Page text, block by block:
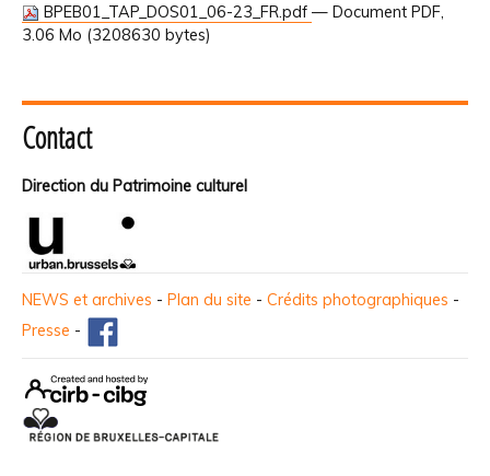
BPEB01_TAP_DOS01_06-23_FR.pdf — Document PDF,
3.06 Mo (3208630 bytes)
Contact
Direction du Patrimoine culturel
NEWS et archives - Plan du site - Crédits photographiques -
Presse -